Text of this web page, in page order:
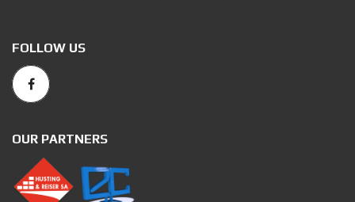
FOLLOW US
OUR PARTNERS